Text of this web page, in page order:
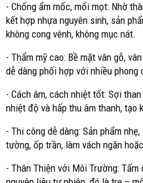
- Chống ẩm mốc, mối mọt: Nhờ
kết hợp nhựa nguyên sinh, sản
không cong vênh, không mục nát.
- Thẩm mỹ cao: Bề mặt vân gỗ,
dễ dàng phối hợp với nhiều phong
- Cách âm, cách nhiệt tốt: Sợi
nhiệt độ và hấp thu âm thanh, tạo
- Thi công dễ dàng: Sản phẩm
tường, ốp trần, làm vách ngăn
- Thân Thiện với Môi Trường: